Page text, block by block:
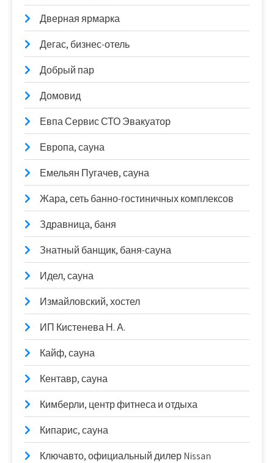
Дверная ярмарка
Дегас, бизнес-отель
Добрый пар
Домовид
Евпа Сервис СТО Эвакуатор
Европа, сауна
Емельян Пугачев, сауна
Жара, сеть банно-гостиничных комплексов
Здравница, баня
Знатный банщик, баня-сауна
Идел, сауна
Измайловский, хостел
ИП Кистенева Н. А.
Кайф, сауна
Кентавр, сауна
Кимберли, центр фитнеса и отдыха
Кипарис, сауна
Ключавто, официальный дилер Nissan